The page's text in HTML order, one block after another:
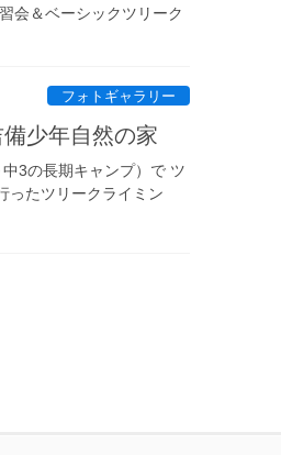
会＆ベーシックツリーク
フォトギャラリー
少年自然の家
3の長期キャンプ）で ツ
ったツリークライミン